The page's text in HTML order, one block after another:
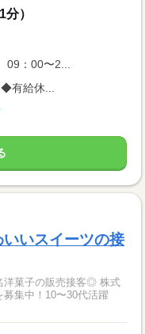
）
：00〜2...
有給休...
いスイーツの接
洋菓子の販売接客◎ 株式
集中！10〜30代活躍